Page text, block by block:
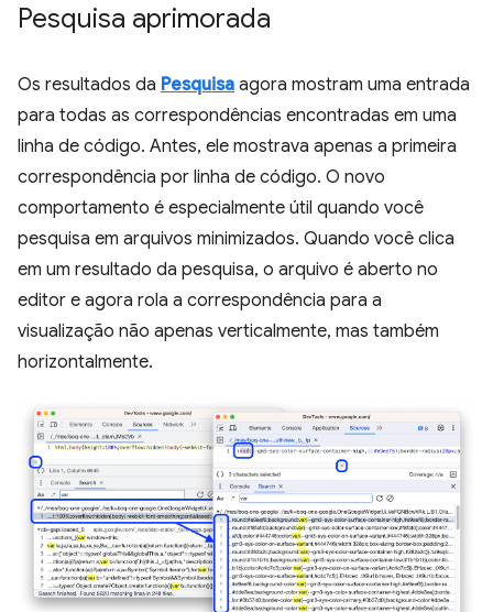
Pesquisa aprimorada
Os resultados da Pesquisa agora mostram uma entrada
para todas as correspondências encontradas em uma
linha de código. Antes, ele mostrava apenas a primeira
correspondência por linha de código. O novo
comportamento é especialmente útil quando você
pesquisa em arquivos minimizados. Quando você clica
em um resultado da pesquisa, o arquivo é aberto no
editor e agora rola a correspondência para a
visualização não apenas verticalmente, mas também
horizontalmente.